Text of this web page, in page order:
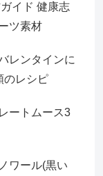
イド 健康志
ツ素材
レンタインに
のレシピ
ートムース3
ワール(黒い